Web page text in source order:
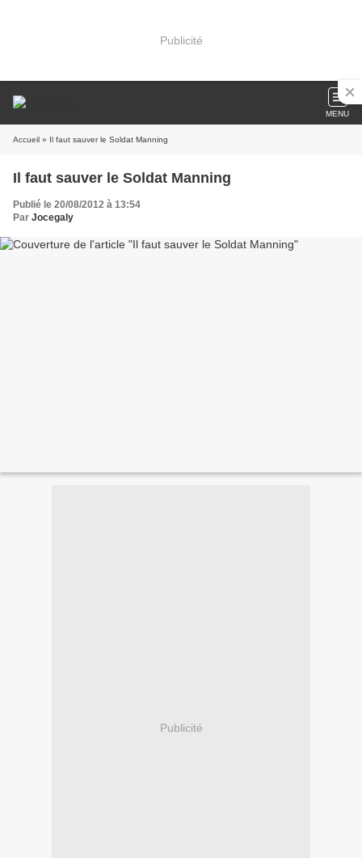
Publicité
MENU
Accueil » Il faut sauver le Soldat Manning
Il faut sauver le Soldat Manning
Publié le 20/08/2012 à 13:54
Par Jocegaly
Publicité